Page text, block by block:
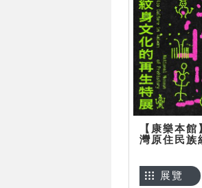
【康樂本
灣原住民族
展覽